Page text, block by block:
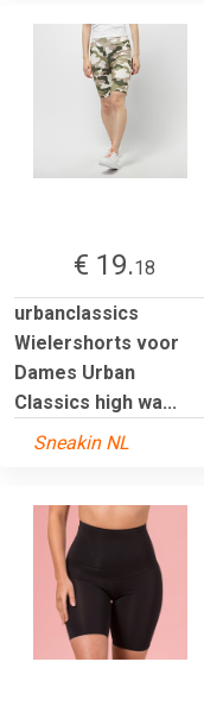
€ 19.18
urbanclassics
Wielershorts voor
Dames Urban
Classics high wa...
Sneakin NL